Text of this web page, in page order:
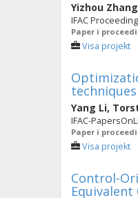
Yizhou Zhang
IFAC
Paper i
Visa projekt
techniques
Yang Li,
IFAC-
Paper i
Visa projekt
Control-
Equivalent